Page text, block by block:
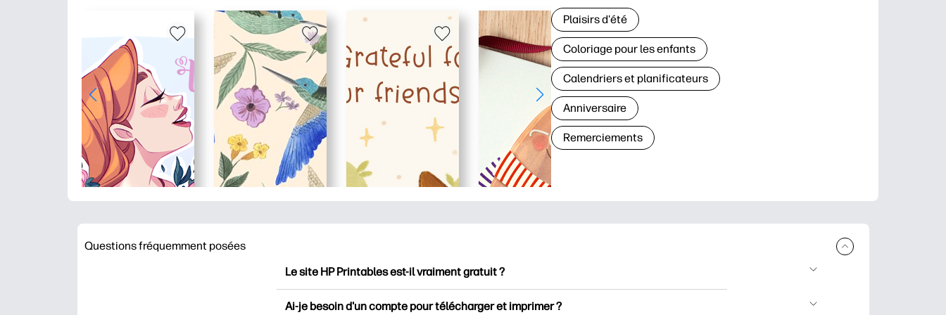
Plaisirs d'été
Coloriage pour les enfants
Calendriers et planificateurs
Anniversaire
Remerciements
Questions fréquemment posées
Le site HP Printables est-il vraiment gratuit ?
Ai-je besoin d'un compte pour télécharger et imprimer ?